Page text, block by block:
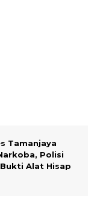
Tamanjaya
Polisi
Alat Hisap